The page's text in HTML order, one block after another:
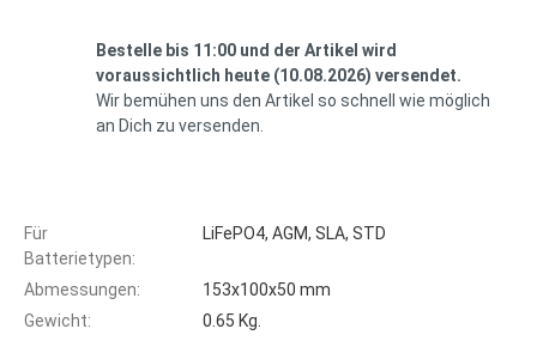
Bestelle bis 11:00 und der Artikel wird
voraussichtlich heute (10.08.2026) versendet.
Wir bemühen uns den Artikel so schnell wie möglich
an Dich zu versenden.
Für
Batterietypen:
LiFePO4, AGM, SLA, STD
Abmessungen:
153x100x50 mm
Gewicht:
0.65 Kg.